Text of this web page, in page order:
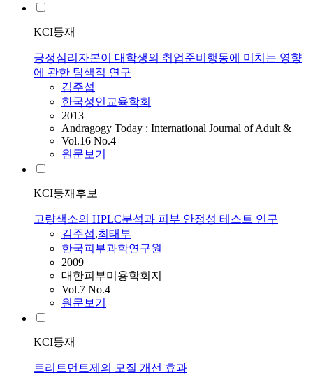
KCI등재
긍정심리자본이 대학생의 취업준비행동에 미치는 영향
에 관한 탐색적 연구
김주섭
한국성인교육학회
2013
Andragogy Today : International Journal of Adult &
Vol.16 No.4
원문보기
KCI등재후보
고량색소의 HPLC분석과 피부 안정성 테스트 연구
김주섭,최태부
한국피부과학연구원
2009
대한피부미용학회지
Vol.7 No.4
원문보기
KCI등재
트리트먼트제의 모질 개선 효과